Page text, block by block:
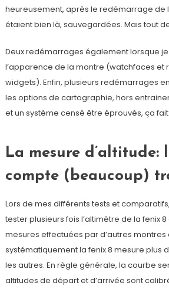
heureusement, après le redémarrage de
étaient bien là, sauvegardées. Mais tout
Deux redémarrages également lorsque
l’apparence de la montre (watchfaces et
widgets). Enfin, plusieurs redémarrages
les options de cartographie, hors
et un système censé être éprouvés, ça
La mesure d’altitude:
compte (beaucoup)
Lors de mes différents tests et
tester plusieurs fois l’altimètre de la fenix
mesures effectuées par d’autres montres
systématiquement la fenix 8 mesure plus
les autres. En règle générale, la courbe
altitudes de départ et d’arrivée sont